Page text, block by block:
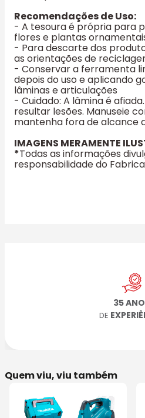
Recomendações de Uso:
- A tesoura é própria para
flores e plantas
- Para descarte dos
as orientações de
- Conservar a ferramenta
depois do uso e aplicando
lâminas e articulações
- Cuidado: A lâmina é
resultar lesões. Manuseie
mantenha fora de alcance
IMAGENS MERAMENTE
*Todas as informações
responsabilidade do
35
DE
Quem viu, viu também